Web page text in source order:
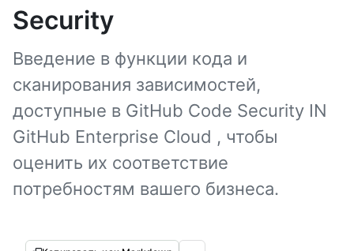
Security
Введение в функции кода и
сканирования зависимостей,
доступные в GitHub Code Security IN
GitHub Enterprise Cloud , чтобы
оценить их соответствие
потребностям вашего бизнеса.